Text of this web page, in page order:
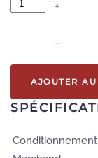
+
–
AJOUTER
Conditionnement